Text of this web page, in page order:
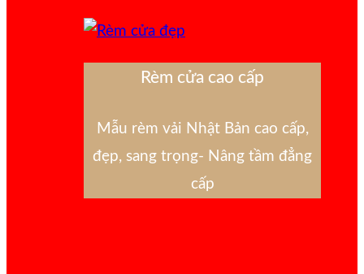
Rèm cửa cao cấp
Mẫu rèm vải Nhật Bản cao cấp,
đẹp, sang trọng- Nâng tầm đẳng
cấp